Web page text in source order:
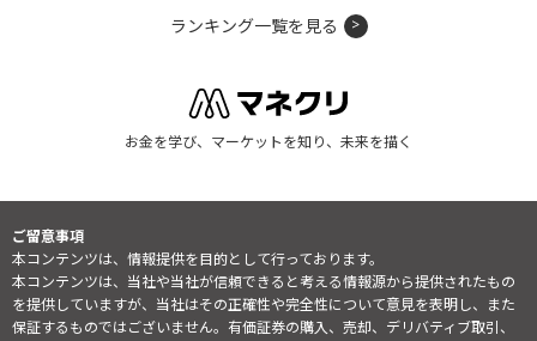
ランキング一覧を見る
お金を学び、マーケットを知り、未来を描く
ご留意事項
本コンテンツは、情報提供を目的として行っております。
本コンテンツは、当社や当社が信頼できると考える情報源から提供されたもの
を提供していますが、当社はその正確性や完全性について意見を表明し、また
保証するものではございません。有価証券の購入、売却、デリバティブ取引、